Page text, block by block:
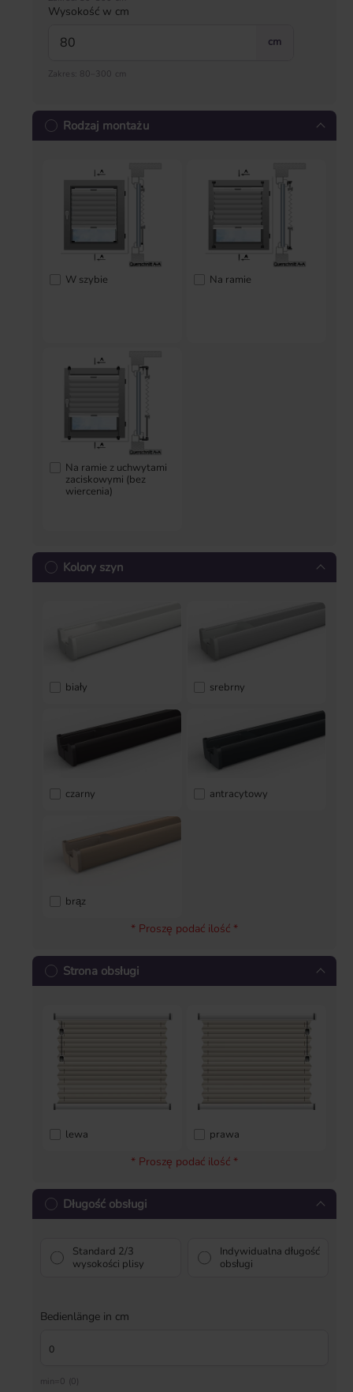
Wysokość w cm
cm
Zakres: 80–300 cm
Rodzaj montażu
W szybie Na ramie
Na ramie z uchwytami
zaciskowymi (bez
wiercenia)
Kolory szyn
biały srebrny
czarny antracytowy
brąz
* Proszę podać ilość *
Strona obsługi
lewa prawa
* Proszę podać ilość *
Długość obsługi
Standard 2/3
wysokości plisy
Indywidualna długość
obsługi
Bedienlänge in cm
min=0 (0)